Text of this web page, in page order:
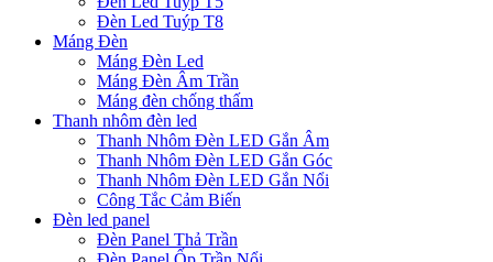
Đèn Led Tuýp T8
Máng Đèn
Máng Đèn Led
Máng Đèn Âm Trần
Máng đèn chống thấm
Thanh nhôm đèn led
Thanh Nhôm Đèn LED Gắn Âm
Thanh Nhôm Đèn LED Gắn Góc
Thanh Nhôm Đèn LED Gắn Nổi
Công Tắc Cảm Biến
Đèn led panel
Đèn Panel Thả Trần